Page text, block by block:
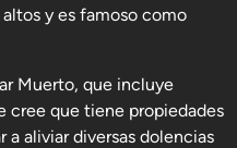
y es famoso como
Muerto, que incluye
cree que tiene propiedades
aliviar diversas dolencias